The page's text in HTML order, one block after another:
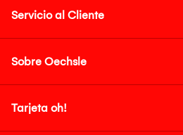
Servicio al Cliente
Sobre Oechsle
Tarjeta oh!